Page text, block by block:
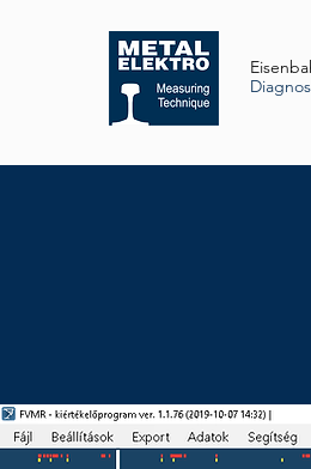
Diag